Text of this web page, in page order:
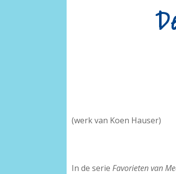
(werk van Koen Hauser)
In de serieFavorieten van